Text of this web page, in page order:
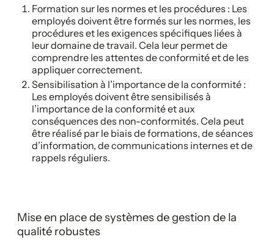
Formation sur les normes et les procédures : Les
employés doivent être formés sur les normes, les
procédures et les exigences spécifiques liées à
leur domaine de travail. Cela leur permet de
comprendre les attentes de conformité et de les
appliquer correctement.
Sensibilisation à l’importance de la conformité :
Les employés doivent être sensibilisés à
l’importance de la conformité et aux
conséquences des non-conformités. Cela peut
être réalisé par le biais de formations, de séances
d’information, de communications internes et de
rappels réguliers.
Mise en place de systèmes de gestion de la
qualité robustes